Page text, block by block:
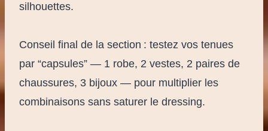
silhouettes.
Conseil final de la section : testez vos tenues
par “capsules” — 1 robe, 2 vestes, 2 paires de
chaussures, 3 bijoux — pour multiplier les
combinaisons sans saturer le dressing.